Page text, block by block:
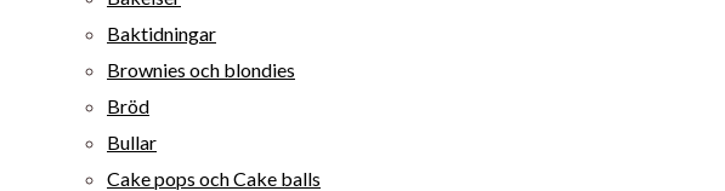
Baktidningar
Brownies och blondies
Bröd
Bullar
Cake pops och Cake balls